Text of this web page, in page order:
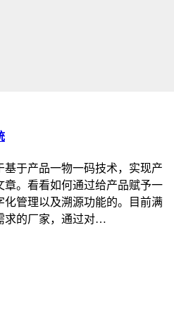
基于产品一物一码技术，实现产
章。看看如何通过给产品赋予一
化管理以及溯源功能的。目前满
求的厂家，通过对…